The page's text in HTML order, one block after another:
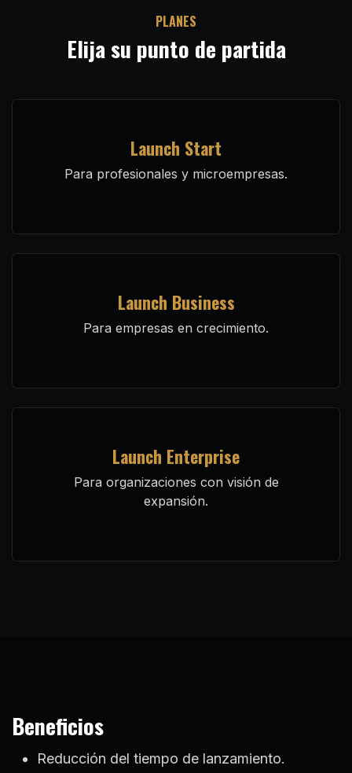
PLANES
Elija su punto de partida
Launch Start
Para profesionales y microempresas.
Launch Business
Para empresas en crecimiento.
Launch Enterprise
Para organizaciones con visión de
expansión.
Beneficios
Reducción del tiempo de lanzamiento.